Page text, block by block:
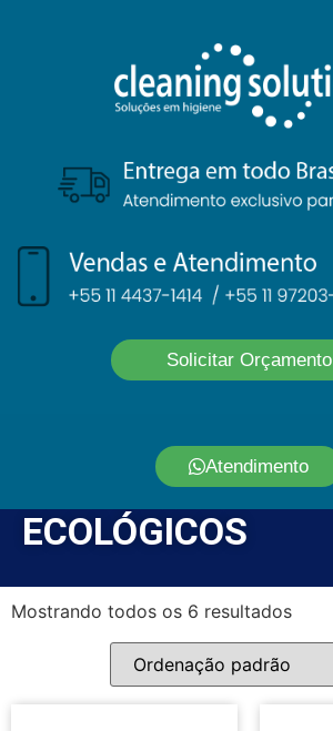
Solicitar Orçamento
Atendimento
ECOLÓGICOS
Mostrando todos os 6 resultados